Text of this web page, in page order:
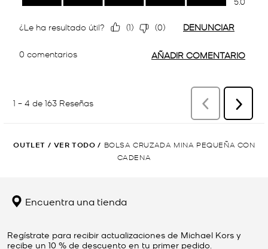
OUTLET / VER TODO / BOLSA CRUZADA MINA PEQUEÑA CON
CADENA
Encuentra una tienda
Regístrate para recibir actualizaciones de Michael Kors y
recibe un 10 % de descuento en tu primer pedido.